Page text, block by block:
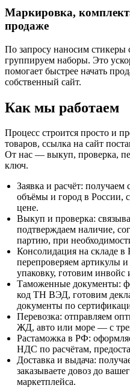
Маркировка,
продаже
По запросу наносим стикеры
группируем наборы. Это
помогает быстрее начать
собственный сайт.
Как мы работаем
Процесс строится просто и
товаров, ссылка на сайт
От нас — выкуп, проверка,
ключ.
Заявка и расчёт:
объёмы и город в России,
цене.
Выкуп и проверка:
подтверждаем наличие,
партию, при
Консолидация на складе
перепроверяем артикулы
упаковку, готовим инвойс
Таможенные документы:
код ТН ВЭД, готовим
документы по
Перевозка: отправляем
ЖД, авто или море — с
Растаможка в РФ:
НДС по расчётам,
Доставка и выдача:
заказываете довоз до
маркетплейса.